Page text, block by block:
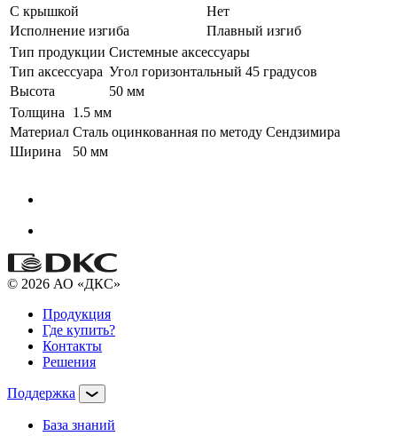
С крышкой
Нет
Исполнение изгиба
Плавный изгиб
Тип продукции Системные аксессуары
Тип аксессуара Угол горизонтальный 45 градусов
Высота
50 мм
Толщина
1.5 мм
Материал Сталь оцинкованная по методу Сендзимира
Ширина
50 мм
© 2026 АО «ДКС»
Продукция
Где купить?
Контакты
Решения
Поддержка
База знаний